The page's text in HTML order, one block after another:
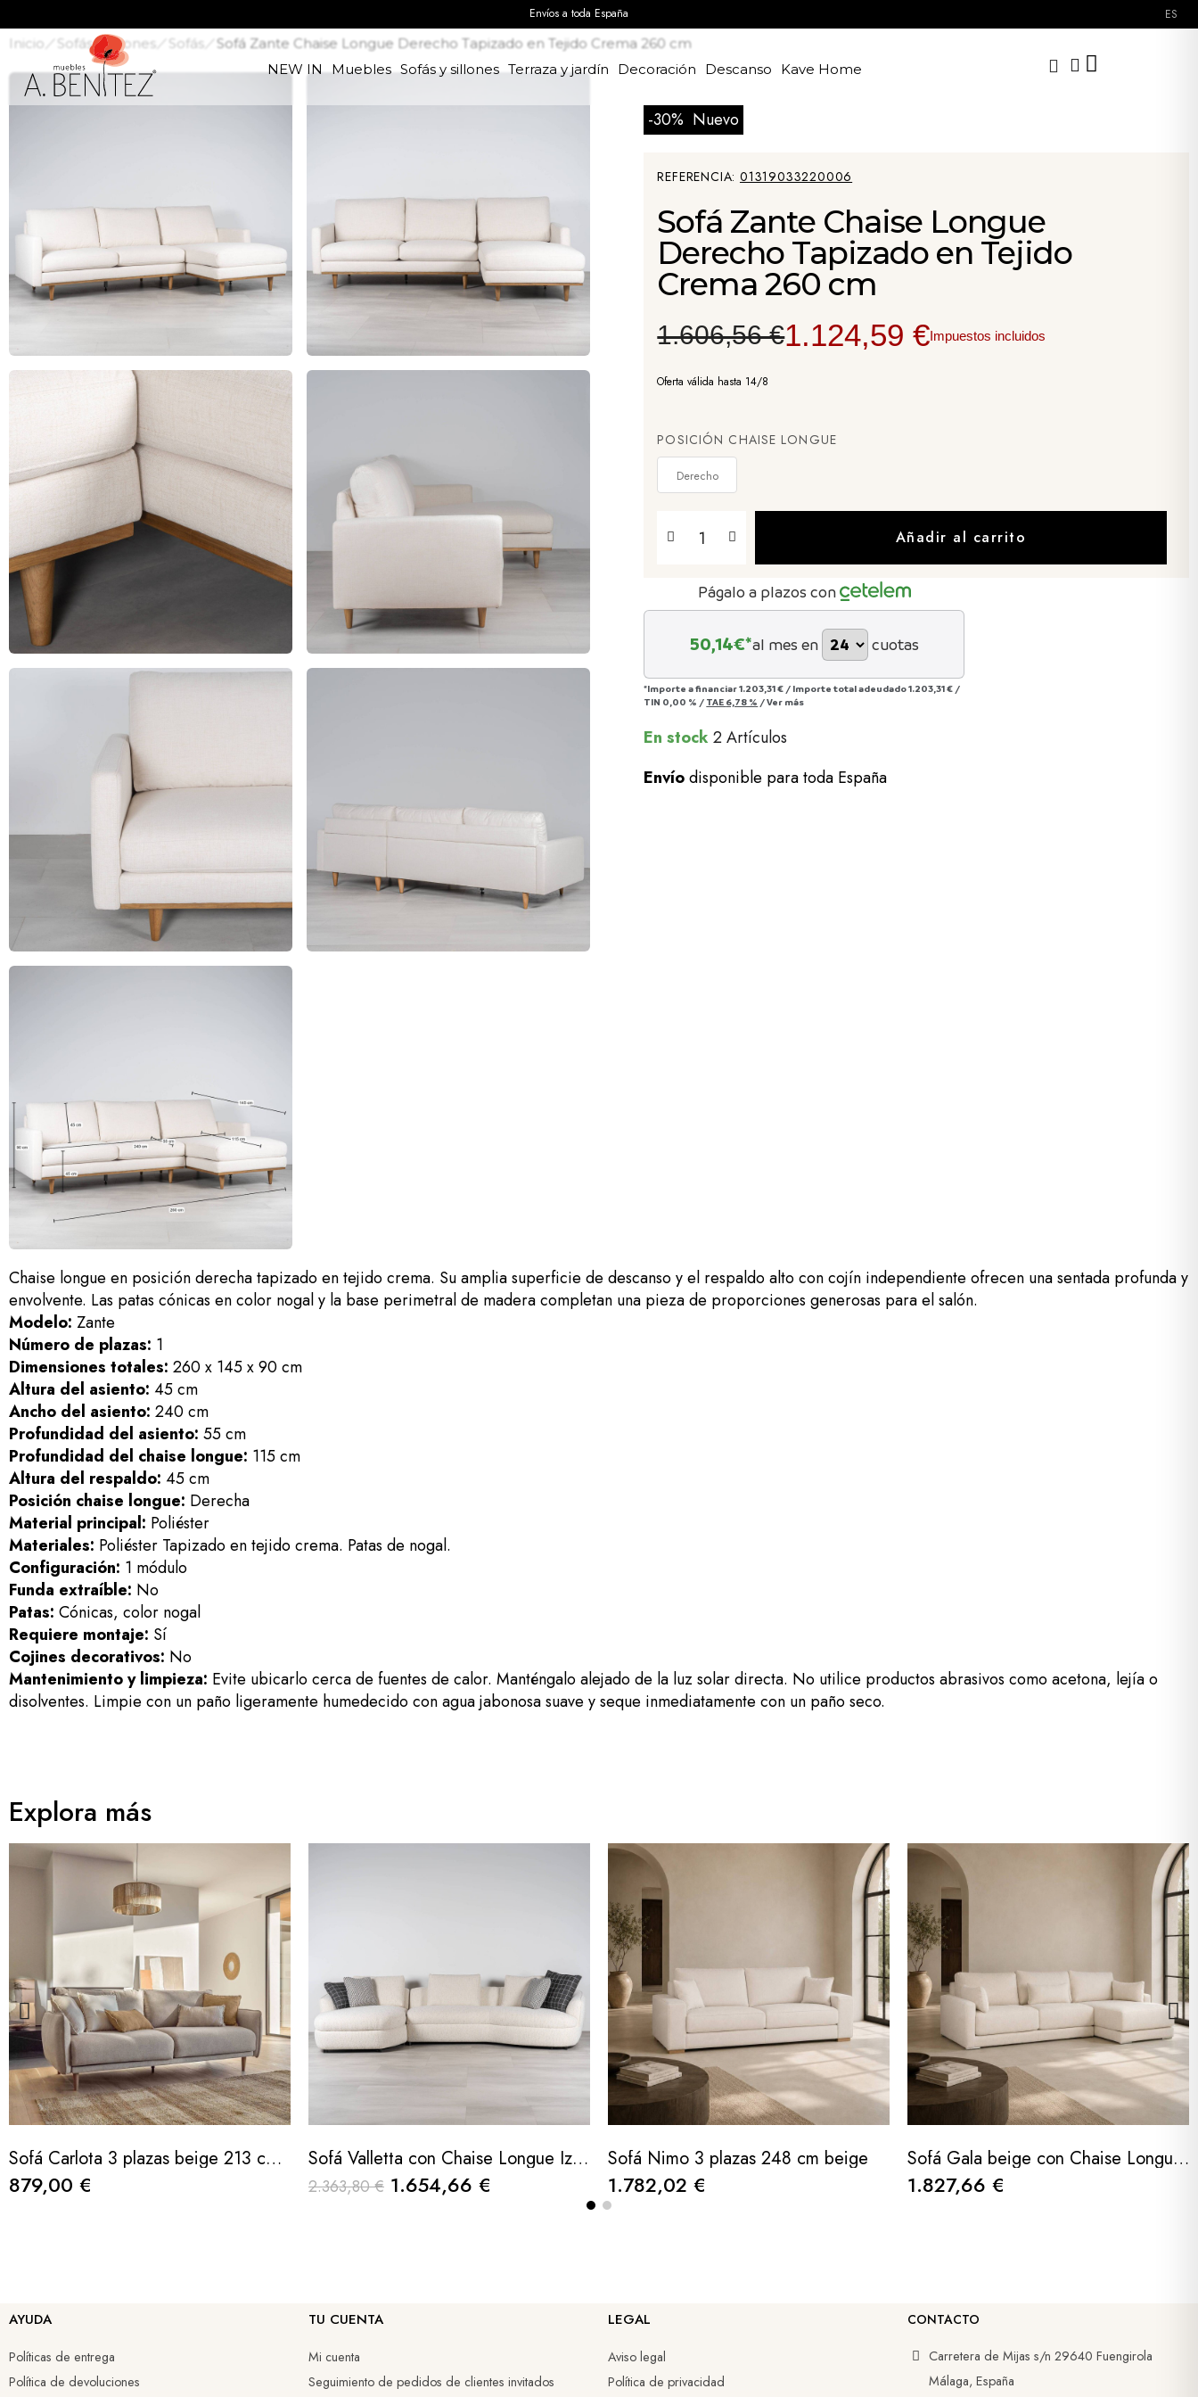
Envíos a toda España ES
NEW IN Muebles Sofás y sillones Terraza y jardín Decoración Descanso Kave Home
Inicio Sofás y sillones Sofás Sofá Zante Chaise Longue Derecho Tapizado en Tejido Crema 260 cm
-30% Nuevo
REFERENCIA 01319033220006
Sofá Zante Chaise Longue
Derecho Tapizado en Tejido
Crema 260 cm
1.606,56 €1.124,59 €Impuestos incluidos
Oferta válida hasta 14/8
POSICIÓN CHAISE LONGUE
Derecho
Añadir al carrito
Págalo a plazos con
50,14€*al mes en cuotas
*Importe a financiar1.203,31 € / Importe total adeudado1.203,31 € /
TIN 0,00 % / TAE 6,78 % /Ver más
En stock 2 Artículos
Envío disponible para toda España
Chaise longue en posición derecha tapizado en tejido crema. Su amplia superficie de descanso y el respaldo alto con cojín independiente ofrecen una sentada profunda y
envolvente. Las patas cónicas en color nogal y la base perimetral de madera completan una pieza de proporciones generosas para el salón.
Modelo: Zante
Número de plazas: 1
Dimensiones totales: 260 x 145 x 90 cm
Altura del asiento: 45 cm
Ancho del asiento: 240 cm
Profundidad del asiento: 55 cm
Profundidad del chaise longue: 115 cm
Altura del respaldo: 45 cm
Posición chaise longue: Derecha
Material principal: Poliéster
Materiales: Poliéster Tapizado en tejido crema. Patas de nogal.
Configuración: 1 módulo
Funda extraíble: No
Patas: Cónicas, color nogal
Requiere montaje: Sí
Cojines decorativos: No
Mantenimiento y limpieza: Evite ubicarlo cerca de fuentes de calor. Manténgalo alejado de la luz solar directa. No utilice productos abrasivos como acetona, lejía o
disolventes. Limpie con un paño ligeramente humedecido con agua jabonosa suave y seque inmediatamente con un paño seco.
Explora más
Sofá Carlota 3 plazas beige 213 cm FSC Mix Credit.
879,00 €
Sofá Valletta con Chaise Longue Izquierdo Tapizado en Bouclé Blanco 350cm
2.363,80 € 1.654,66 €
Sofá Nimo 3 plazas 248 cm beige
1.782,02 €
Sofá Gala beige con Chaise Longue 290cm
1.827,66 €
AYUDA
Políticas de entrega
Política de devoluciones
TU CUENTA
Mi cuenta
Seguimiento de pedidos de clientes invitados
LEGAL
Aviso legal
Política de privacidad
CONTACTO
Carretera de Mijas s/n 29640 Fuengirola
Málaga, España